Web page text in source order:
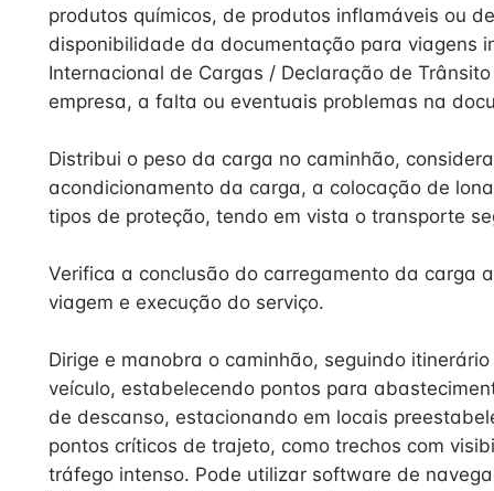
produtos químicos, de produtos inflamáveis ou
disponibilidade da documentação para viagens
Internacional de Cargas / Declaração de
empresa, a falta ou eventuais problemas na
Distribui o peso da carga no caminhão,
acondicionamento da carga, a colocação de
tipos de proteção, tendo em vista o transporte
Verifica a conclusão do carregamento da carga
viagem e execução do serviço.
Dirige e manobra o caminhão, seguindo
veículo, estabelecendo pontos para
de descanso, estacionando em locais
pontos críticos de trajeto, como trechos com
tráfego intenso. Pode utilizar software de